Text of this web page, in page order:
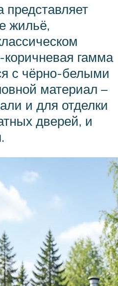
представляет
жильё,
гамма
с чёрно-белыми
материал –
и для отделки
дверей, и